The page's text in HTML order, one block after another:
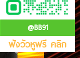
@BB91
ฟังวัวหูฟรี คลิก